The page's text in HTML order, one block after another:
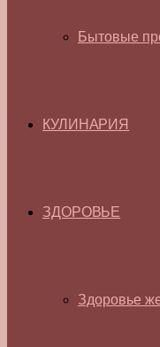
Бытовые
КУЛИНАРИЯ
ЗДОРОВЬЕ
Здоровье